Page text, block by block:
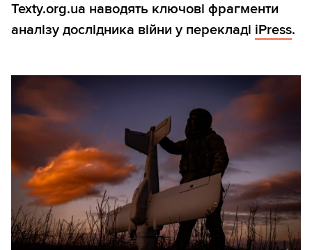
Texty.org.ua наводять ключові фрагменти
аналізу дослідника війни у перекладі iPress.